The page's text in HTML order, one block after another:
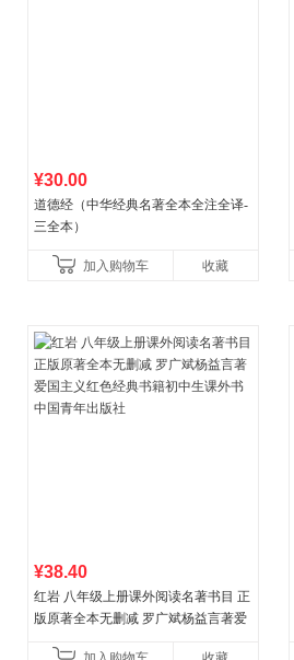
¥30.00
道德经（中华经典名著全本全注全译-
三全本）
加入购物车 收藏
¥38.40
红岩 八年级上册课外阅读名著书目 正
版原著全本无删减 罗广斌杨益言著爱